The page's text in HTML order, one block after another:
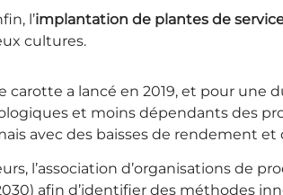
l’implantation de plantes de
cultures.
carotte a lancé en 2019, et pour une
et moins dépendants des
avec des baisses de rendement
l’association d’organisations de
afin d’identifier des méthodes